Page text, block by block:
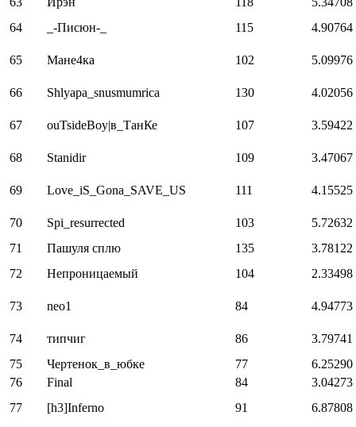
64
_-Писюн-_ 115 4.90764
65 Мане4ка 102 5.09976
66 Shlyapa_snusmumrica 130 4.02056
67 ouTsideBoy|в_ТанКе 107 3.59422
68 Stanidir 109 3.47067
69 Love_iS_Gona_SAVE_US 111 4.15525
70 Spi_resurrected 103
5.72632
71
Пашуля сплю 135
3.78122
72
Непроницаемый 104 2.33498
73 neo1 84 4.94773
74 типчиг 86
3.79741
75
Чертенок_в_юбке 77
6.25290
76
Final 84
3.04273
77
[h3]Inferno 91 6.87808